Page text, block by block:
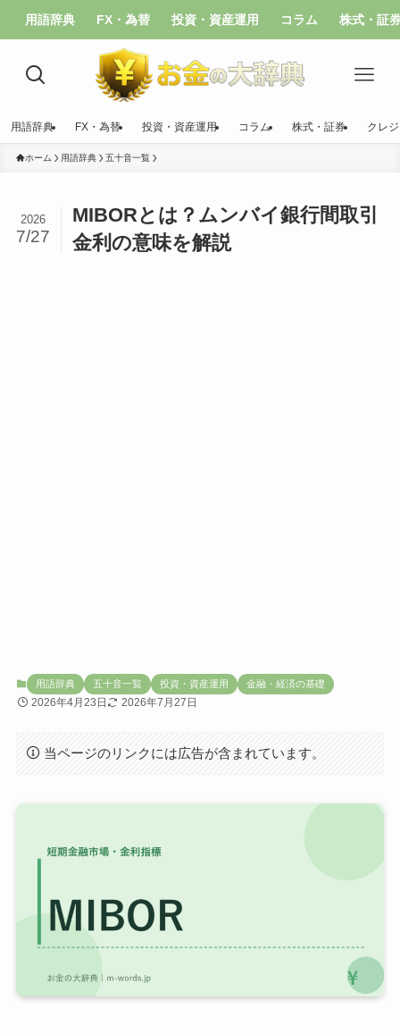
用語辞典 FX・為替 投資・資産運用 コラム 株式・証
用語辞典 FX・為替 投資・資産運用 コラム 株式・証券 クレ
ホーム 用語辞典 五十音一覧
MIBORとは？ムンバイ銀行間取引
金利の意味を解説
2026
7/27
用語辞典 五十音一覧 投資・資産運用 金融・経済の基礎
2026年4月23日 2026年7月27日
当ページのリンクには広告が含まれています。